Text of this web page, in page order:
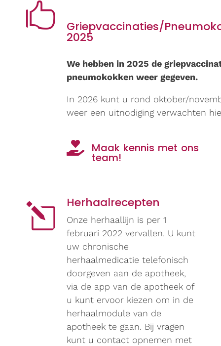
 Griepvaccinaties/
2025
We hebben in 2025 de
pneumokokken weer gegeven.
In 2026 kunt u rond oktober/
weer een uitnodiging verwachten
 Maak kennis met ons
team!
l Herhaalrecepten
Onze herhaallijn is per 1
februari 2022 vervallen. U kunt
uw chronische
herhaalmedicatie telefonisch
doorgeven aan de apotheek,
via de app van de apotheek of
u kunt ervoor kiezen om in de
herhaalmodule van de
apotheek te gaan. Bij vragen
kunt u contact opnemen met